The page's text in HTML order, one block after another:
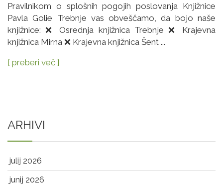
Pravilnikom o splošnih pogojih poslovanja Knjižnice
Pavla Golie Trebnje vas obveščamo, da bojo naše
knjižnice: ❌ Osrednja knjižnica Trebnje ❌ Krajevna
knjižnica Mirna ❌ Krajevna knjižnica Šent ...
[ preberi več ]
ARHIVI
julij 2026
junij 2026